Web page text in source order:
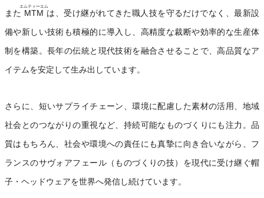
また MTM
エムティーエム
は、受け継がれてきた職人技を守るだけでなく、最新設
備や新しい技術も積極的に導入し、高精度な裁断や効率的な生産体
制を構築。長年の伝統と現代技術を融合させることで、高品質なア
イテムを安定して生み出しています。
さらに、短いサプライチェーン、環境に配慮した素材の活用、地域
社会とのつながりの重視など、持続可能なものづくりにも注力。品
質はもちろん、社会や環境への責任にも真摯に向き合いながら、フ
ランスのサヴォアフェール（ものづくりの技）を現代に受け継ぐ帽
子・ヘッドウェアを世界へ発信し続けています。